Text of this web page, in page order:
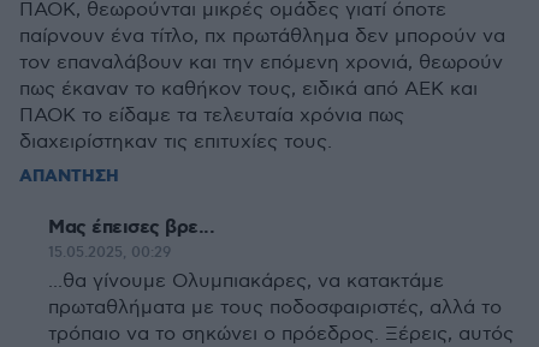
ΠΑΟΚ, θεωρούνται μικρές ομάδες γιατί όποτε
παίρνουν ένα τίτλο, πχ πρωτάθλημα δεν μπορούν να
τον επαναλάβουν και την επόμενη χρονιά, θεωρούν
πως έκαναν το καθήκον τους, ειδικά από ΑΕΚ και
ΠΑΟΚ το είδαμε τα τελευταία χρόνια πως
διαχειρίστηκαν τις επιτυχίες τους.
ΑΠΑΝΤΗΣΗ
Μας έπεισες βρε...
15.05.2025, 00:29
...θα γίνουμε Ολυμπιακάρες, να κατακτάμε
πρωταθλήματα με τους ποδοσφαιριστές, αλλά το
τρόπαιο να το σηκώνει ο πρόεδρος. Ξέρεις, αυτός